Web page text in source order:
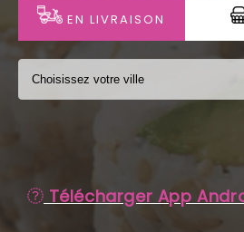
VOS AVIS
MENTIONS LÉGALES
C.G.V
EN LIVRAISON
Télécharger App